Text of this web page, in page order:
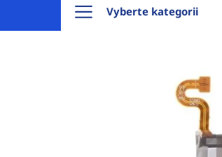
Vyberte kategorii